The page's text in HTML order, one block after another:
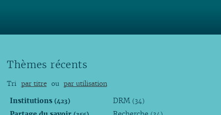
Thèmes récents
Tri par titre ou par utilisation
Institutions (423) DRM (34)